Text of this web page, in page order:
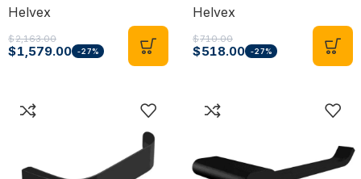
Helvex
$2,163.00
$1,579.00 -27%
Helvex
$710.00
$518.00 -27%